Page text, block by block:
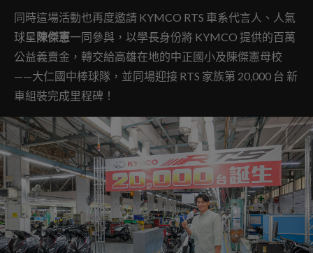
同時這場活動也再度邀請 KYMCO RTS 車系代言人、人氣
球星 陳傑憲一同參與，以學長身份將 KYMCO 提供的百萬
公益義賣金，轉交給高雄在地的中正國小及陳傑憲母校
——大仁國中棒球隊，並同場迎接 RTS 家族第 20,000 台 新
車組裝完成里程碑！